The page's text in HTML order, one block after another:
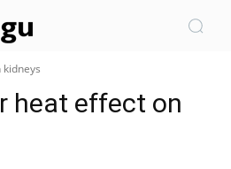
heat effect on